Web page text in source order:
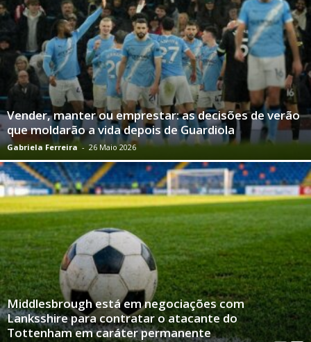
Vender, manter ou emprestar: as decisões de verão
que moldarão a vida depois de Guardiola
Gabriela Ferreira - 26 Maio 2026
Middlesbrough está em negociações com
Lanksshire para contratar o atacante do
Tottenham em caráter permanente